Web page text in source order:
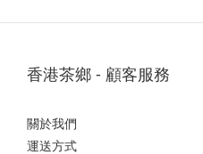
香港茶鄉 - 顧客服務
關於我們
運送方式